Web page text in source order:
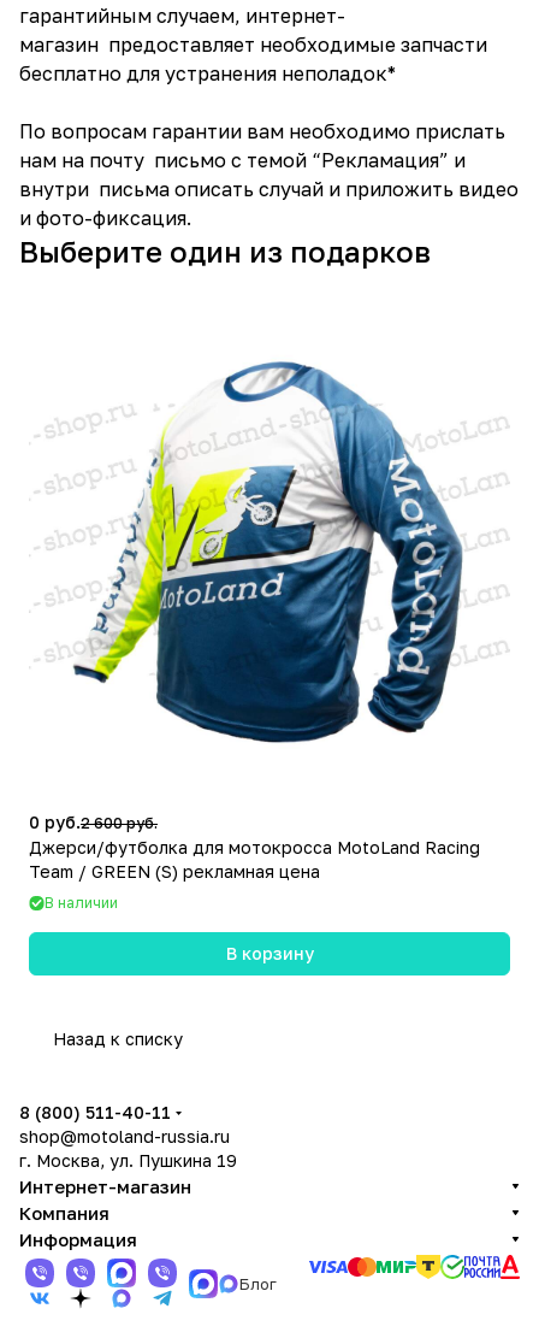
гарантийным случаем, интернет-
магазин предоставляет необходимые запчасти
бесплатно для устранения неполадок*
По вопросам гарантии вам необходимо прислать
нам на почту письмо с темой “Рекламация” и
внутри письма описать случай и приложить видео
и фото-фиксация.
Выберите один из подарков
0 руб.2 600 руб.
Джерси/футболка для мотокросса MotoLand Racing
Team / GREEN (S) рекламная цена
В наличии
В корзину
Назад к списку
8 (800) 511-40-11
shop@motoland-russia.ru
г. Москва, ул. Пушкина 19
Интернет-магазин
Компания
Информация
Блог